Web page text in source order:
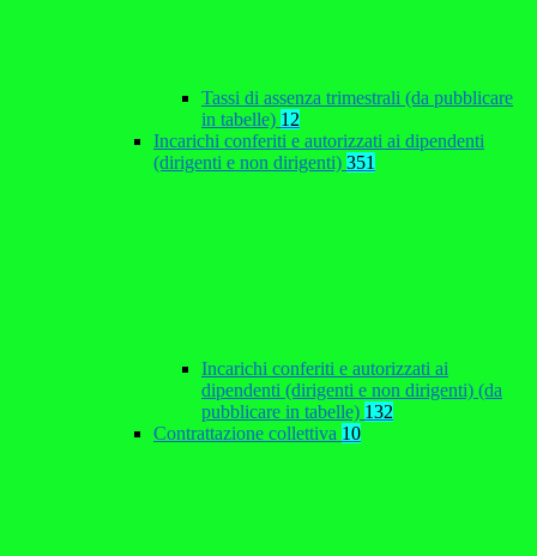
Tassi di assenza trimestrali (da pubblicare
in tabelle) 12
Incarichi conferiti e autorizzati ai dipendenti
(dirigenti e non dirigenti) 351
Incarichi conferiti e autorizzati ai
dipendenti (dirigenti e non dirigenti) (da
pubblicare in tabelle) 132
Contrattazione collettiva 10